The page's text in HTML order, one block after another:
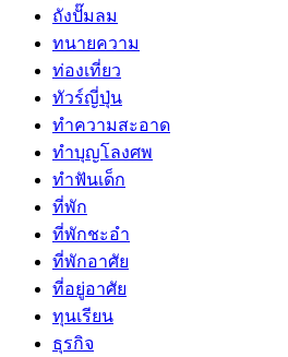
ถังปั๊มลม
ทนายความ
ท่องเที่ยว
ทัวร์ญี่ปุ่น
ทำความสะอาด
ทำบุญโลงศพ
ทำฟันเด็ก
ที่พัก
ที่พักชะอำ
ที่พักอาศัย
ที่อยู่อาศัย
ทุนเรียน
ธุรกิจ